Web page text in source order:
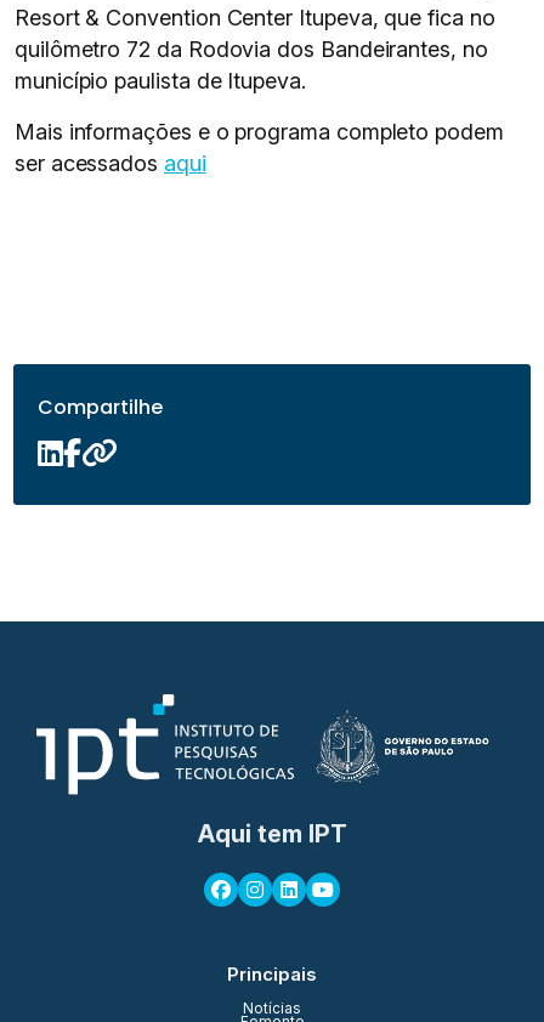
Resort & Convention Center Itupeva, que fica no
quilômetro 72 da Rodovia dos Bandeirantes, no
município paulista de Itupeva.
Mais informações e o programa completo podem
ser acessados aqui
Compartilhe
Aqui tem IPT
Principais
Notícias